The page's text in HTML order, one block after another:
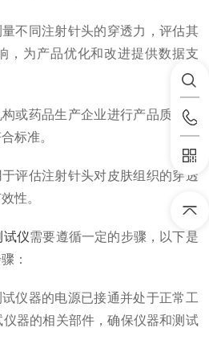
同注射针头的穿透力，评估其
，为产品优化和改进提供数据支
药品生产企业进行产品质检，
标准。
估注射针头对皮肤组织的穿透
性。
试仪需要遵循一定的步骤，以下是
：
器的电源已接通并处于正常工
器的相关部件，确保仪器和测试